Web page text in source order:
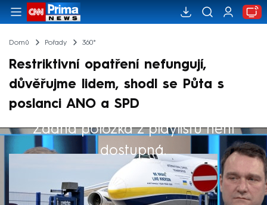
Domů Pořady 360°
Restriktivní opatření nefungují,
důvěřujme lidem, shodl se Půta s
poslanci ANO a SPD
Žádná položka z playlistu není
dostupná.
Výběr redakce